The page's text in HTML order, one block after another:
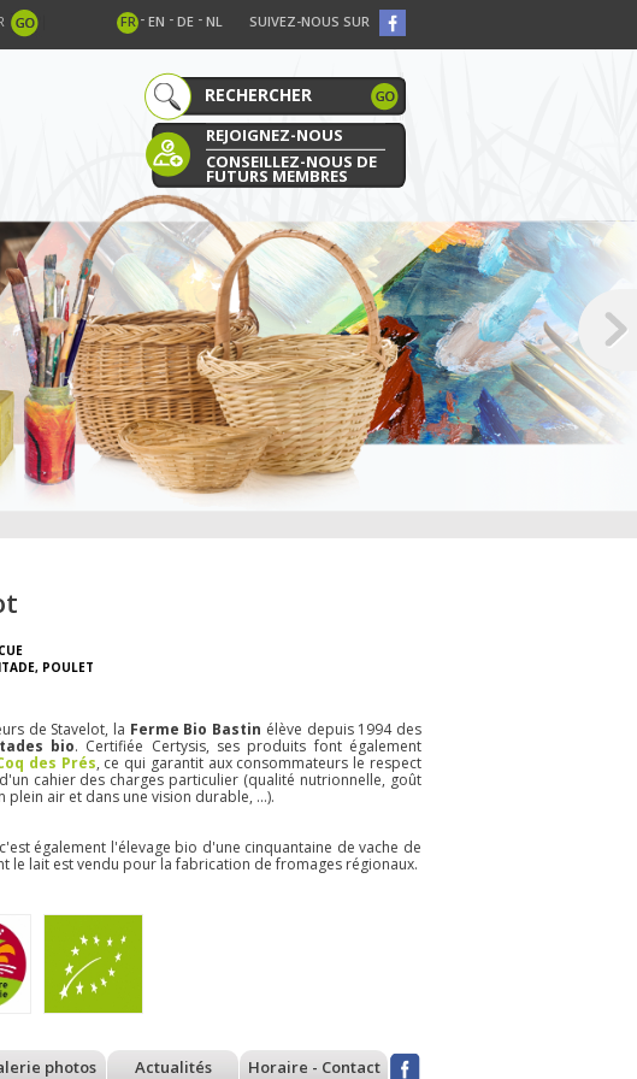
SUIVEZ-NOUS SUR
FR - EN - DE - NL
REJOIGNEZ-NOUS
CONSEILLEZ-NOUS DE
FUTURS MEMBRES
,POULET
de Stavelot, la Ferme Bio Bastin élève depuis 1994 des
bio. Certifiée Certysis, ses produits font également
des Prés, ce qui garantit aux consommateurs le respect
cahier des charges particulier (qualité nutrionnelle, goût
plein air et dans une vision durable, ...).
également l'élevage bio d'une cinquantaine de vache de
le lait est vendu pour la fabrication de fromages régionaux.
photos Actualités Horaire - Contact